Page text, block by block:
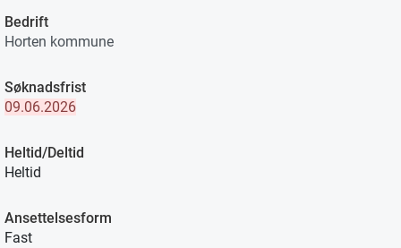
Bedrift
Horten kommune
Søknadsfrist
09.06.2026
Heltid/Deltid
Heltid
Ansettelsesform
Fast